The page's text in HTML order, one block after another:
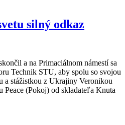
silný odkaz
a na Primaciálnom námestí sa
Technik STU, aby spolu so svojou
a stážistkou z Ukrajiny Veronikou
Peace (Pokoj) od skladateľa Knuta